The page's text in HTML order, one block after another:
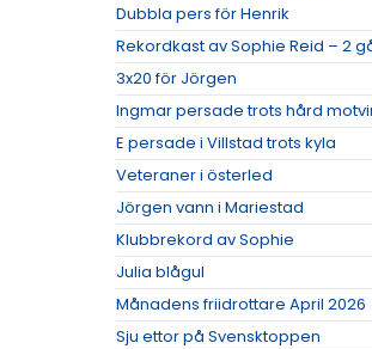
Dubbla pers för Henrik
Rekordkast av Sophie Reid – 2
3x20 för Jörgen
Ingmar persade trots hård
E persade i Villstad trots kyla
Veteraner i österled
Jörgen vann i Mariestad
Klubbrekord av Sophie
Julia blågul
Månadens friidrottare April 2026
Sju ettor på Svensktoppen